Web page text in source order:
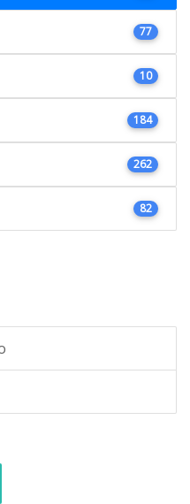
77
10
184
262
82